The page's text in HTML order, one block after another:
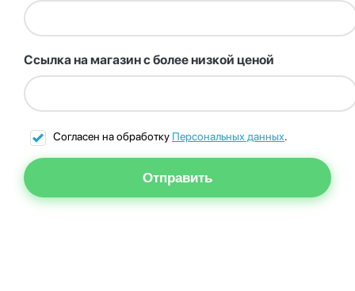
Ссылка на магазин с более низкой ценой
Согласен на обработку Персональных данных.
Отправить